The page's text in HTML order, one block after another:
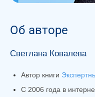
Об авторе
Светлана Ковалева
Автор книги
С 2006 года в